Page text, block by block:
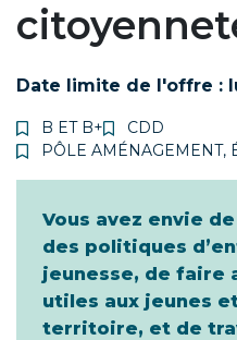
Date limite de l'offre :
B ET B+
CDD
PÔLE AMÉNAGEMENT,
Vous avez envie
des politiques
jeunesse, de faire
utiles aux jeunes
territoire, et de